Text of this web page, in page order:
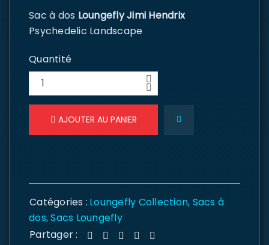
Sac à dos Loungefly Jimi Hendrix
Psychedelic Landscape
Quantité
AJOUTER AU PANIER
Catégories : Loungefly Collection, Sacs à
dos,Sacs Loungefly
Partager :